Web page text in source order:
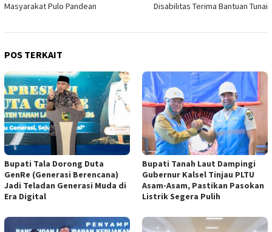
Masyarakat Pulo Pandean
Disabilitas Terima Bantuan Tunai
POS TERKAIT
Bupati Tala Dorong Duta
GenRe (Generasi Berencana)
Jadi Teladan Generasi Muda di
Era Digital
Bupati Tanah Laut Dampingi
Gubernur Kalsel Tinjau PLTU
Asam-Asam, Pastikan Pasokan
Listrik Segera Pulih